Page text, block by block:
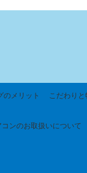
のメリット こだわり
ンのお取扱いについて